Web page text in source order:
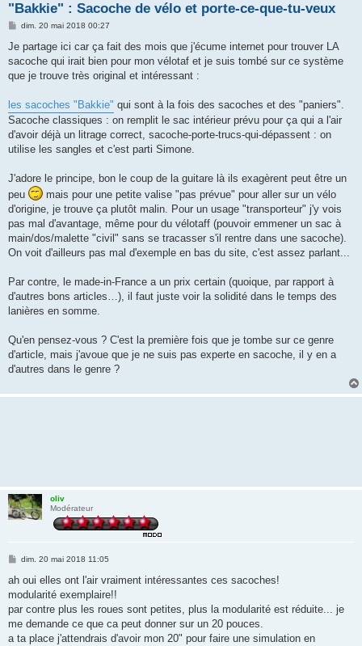
"Bakkie" : Sacoche de vélo et porte-ce-que-tu-veux
M
s
a
g
dim. 20 mai 2018 00:27
Je partage ici car ça fait des mois que j'écume internet pour trouver LA
sacoche qui irait bien pour mon vélotaf et je suis tombé sur ce système
que je trouve très original et intéressant :
les sacoches "Bakkie" qui sont à la fois des sacoches et des "paniers".
Sacoche classiques : on remplit le sac intérieur prévu pour ça qui a l'air
d'avoir déjà un litrage correct, sacoche-porte-trucs-qui-dépassent : on
utilise les sangles et c'est parti Simone.
J'adore le principe, bon le coup de la guitare là ils exagèrent peut être un
peu
mais pour une petite valise "pas prévue" pour aller sur un vélo
d'origine, je trouve ça plutôt malin. Pour un usage "transporteur" j'y vois
pas mal d'avantage, même pour du vélotaff (pouvoir emmener un sac à
main/dos/malette "civil" sans se tracasser s'il rentre dans une sacoche).
On voit d'ailleurs pas mal d'exemple en bas du site, c'est assez parlant...
Par contre, le made-in-France a un prix certain (quoique, par rapport à
d'autres bons articles…), il faut juste voir la solidité dans le temps des
lanières en somme.
Qu'en pensez-vous ? C'est la première fois que je tombe sur ce genre
d'article, mais j'avoue que je ne suis pas experte en sacoche, il y en a
d'autres dans le genre ?
oliv
Modérateur
M
s
a
g
dim. 20 mai 2018 11:05
ah oui elles ont l'air vraiment intéressantes ces sacoches!
modularité exemplaire!!
par contre plus les roues sont petites, plus la modularité est réduite... je
me demande ce que ca peut donner sur un 20 pouces.
a ta place j'attendrais d'avoir mon 20" pour faire une simulation en